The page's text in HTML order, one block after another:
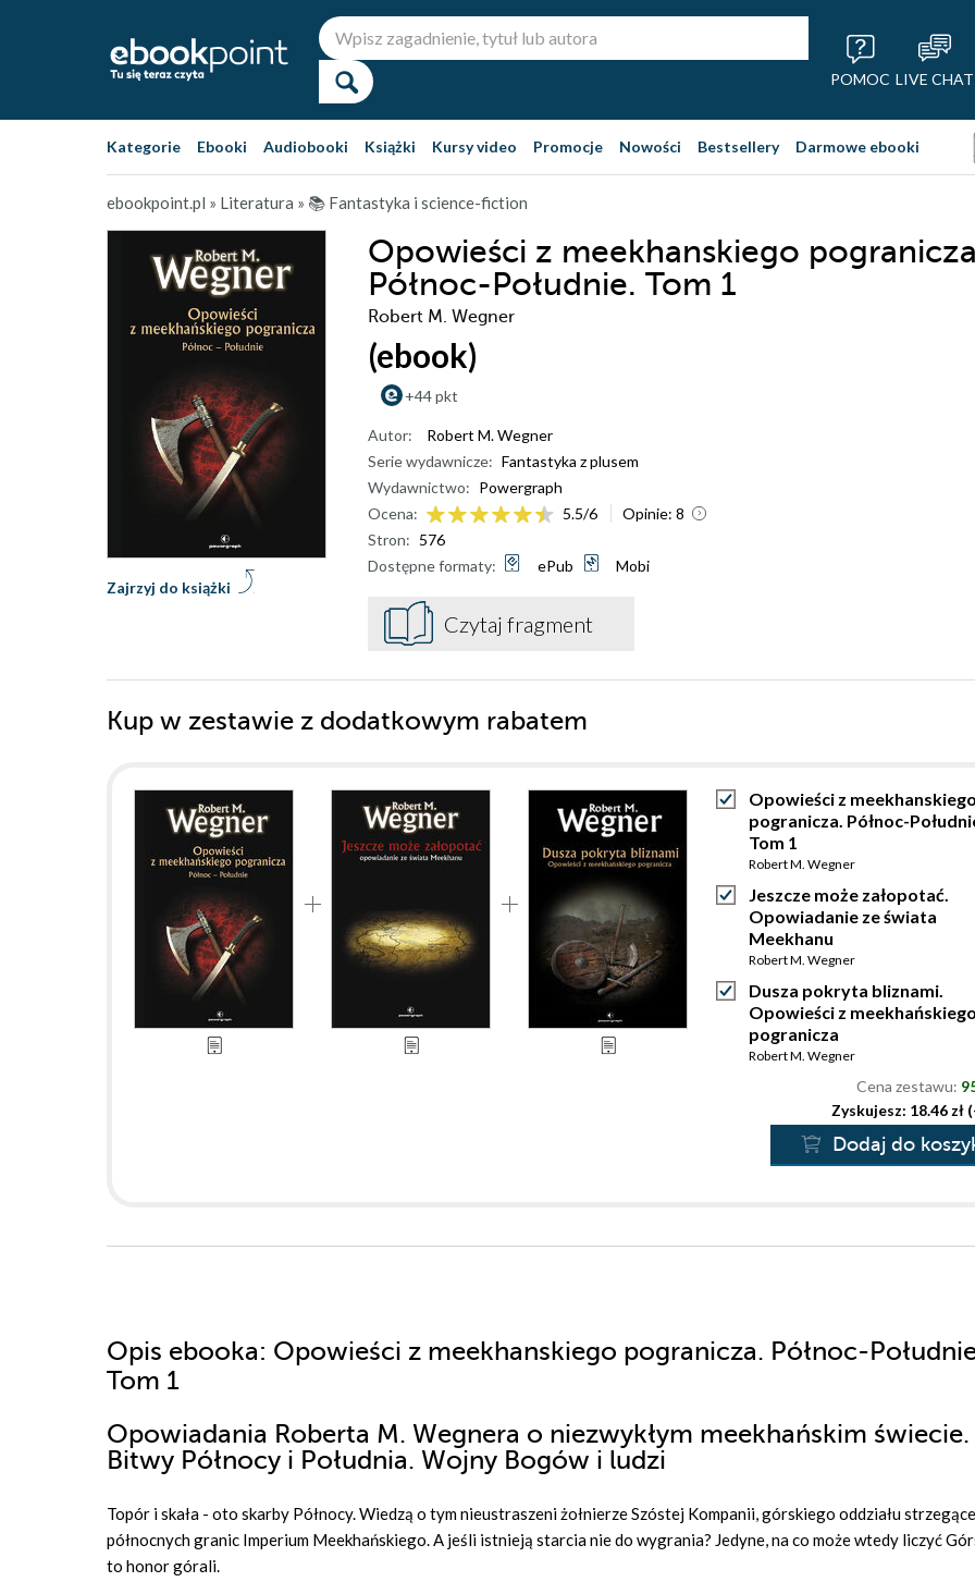
POMOC LIVE CHAT
Kategorie Ebooki Audiobooki Książki Kursy video Promocje Nowości Bestsellery Darmowe ebooki
ebookpoint.pl » Literatura » 📚 Fantastyka i science-fiction
Opowieści z meekhanskiego
Północ-Południe. Tom 1
Robert M. Wegner
(ebook)
+44 pkt
Zajrzyj do książki
Autor:
Robert M. Wegner
Serie wydawnicze: Fantastyka z plusem
Wydawnictwo: Powergraph
Ocena:
5.5/6 Opinie: 8
Stron: 576
Dostępne formaty:
ePub Mobi
Czytaj fragment
Kup w zestawie z dodatkowym rabatem
Opowieści z meekhanskiego
pogranicza. Północ-
Tom 1
Robert M. Wegner
Jeszcze może załopotać.
Opowiadanie ze świata
Meekhanu
Robert M. Wegner
Dusza pokryta bliznami.
Opowieści z meekhańskiego
pogranicza
Robert M. Wegner
Cena zestawu:
Zyskujesz: 18.46 zł
Dodaj do
Opis ebooka: Opowieści z meekhanskiego pogranicza. Północ-
Tom 1
Opowiadania Roberta M. Wegnera o niezwykłym meekhańskim świecie.
Bitwy Północy i Południa. Wojny Bogów i ludzi
Topór i skała - oto skarby Północy. Wiedzą o tym nieustraszeni żołnierze Szóstej Kompanii, górskiego oddziału
północnych granic Imperium Meekhańskiego. A jeśli istnieją starcia nie do wygrania? Jedyne, na co może wtedy liczyć
to honor górali.